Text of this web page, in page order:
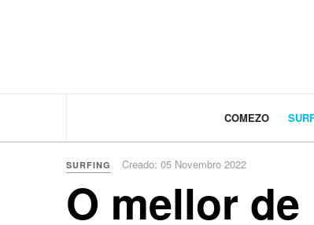
COMEZO
SURFING Creado: 05 Novembro 2022
O mellor